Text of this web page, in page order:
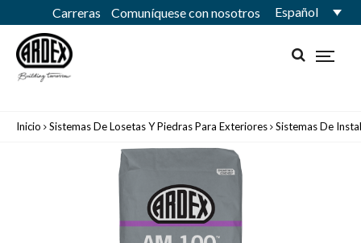
Carreras Comuníquese con nosotros Español
Inicio Sistemas De Losetas Y Piedras Para Exteriores Sistemas De